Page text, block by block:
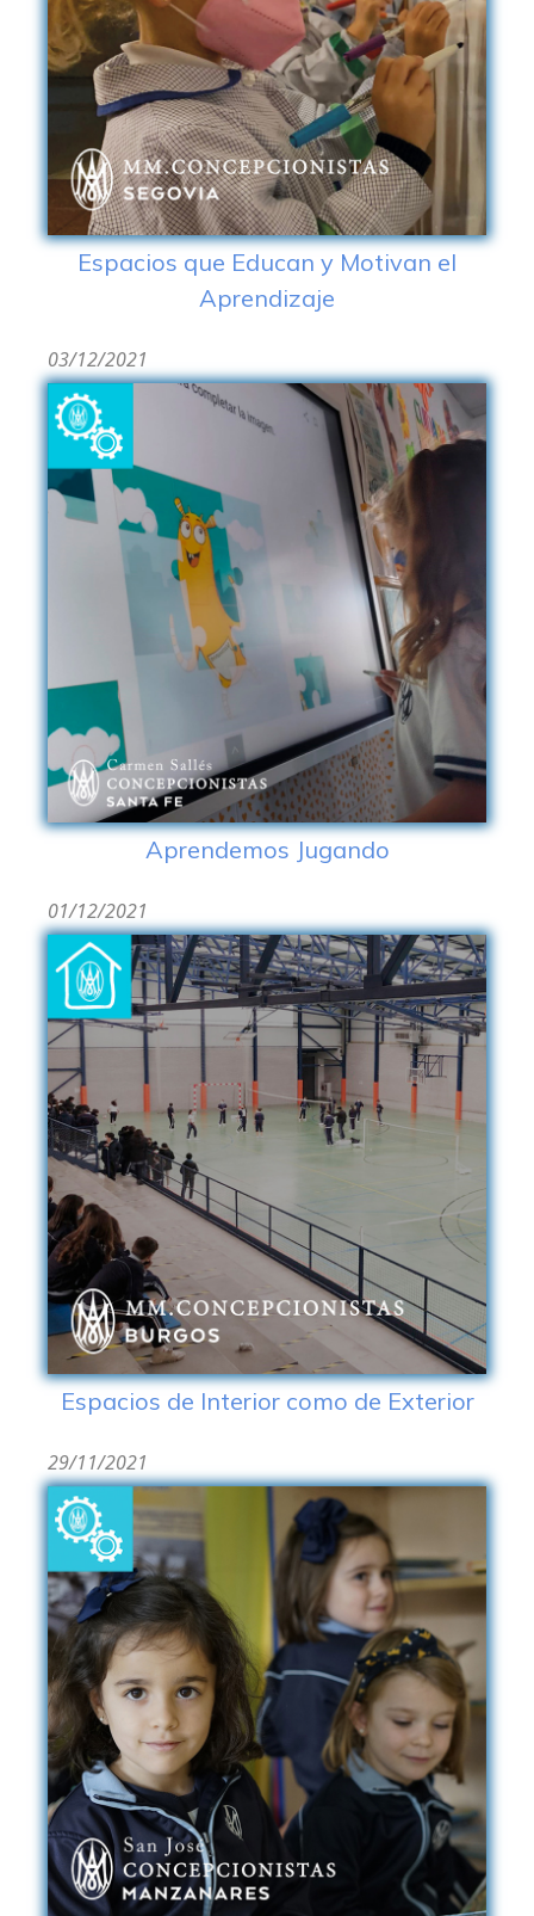
Espacios que Educan y Motivan el
Aprendizaje
03/12/2021
Aprendemos Jugando
01/12/2021
Espacios de Interior como de Exterior
29/11/2021